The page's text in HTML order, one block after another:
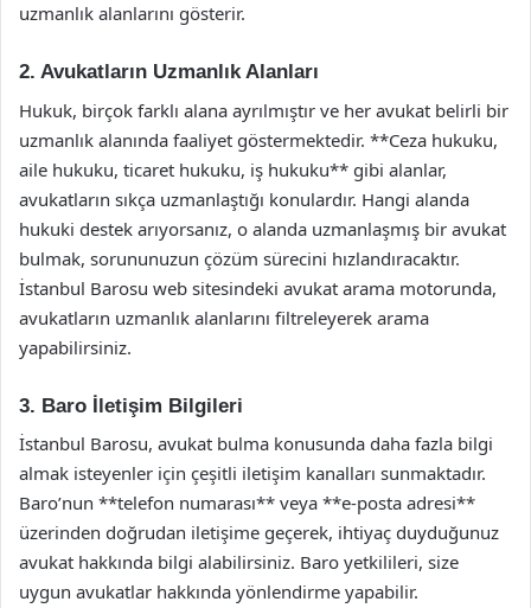
uzmanlık alanlarını gösterir.
2. Avukatların Uzmanlık Alanları
Hukuk, birçok farklı alana ayrılmıştır ve her avukat belirli bir
uzmanlık alanında faaliyet göstermektedir. **Ceza hukuku,
aile hukuku, ticaret hukuku, iş hukuku** gibi alanlar,
avukatların sıkça uzmanlaştığı konulardır. Hangi alanda
hukuki destek arıyorsanız, o alanda uzmanlaşmış bir avukat
bulmak, sorununuzun çözüm sürecini hızlandıracaktır.
İstanbul Barosu web sitesindeki avukat arama motorunda,
avukatların uzmanlık alanlarını filtreleyerek arama
yapabilirsiniz.
3. Baro İletişim Bilgileri
İstanbul Barosu, avukat bulma konusunda daha fazla bilgi
almak isteyenler için çeşitli iletişim kanalları sunmaktadır.
Baro’nun **telefon numarası** veya **e-posta adresi**
üzerinden doğrudan iletişime geçerek, ihtiyaç duyduğunuz
avukat hakkında bilgi alabilirsiniz. Baro yetkilileri, size
uygun avukatlar hakkında yönlendirme yapabilir.